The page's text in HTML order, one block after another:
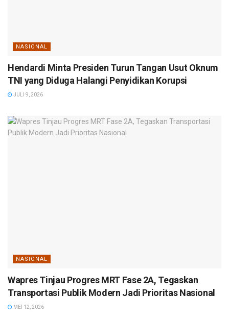
NASIONAL
Hendardi Minta Presiden Turun Tangan Usut Oknum
TNI yang Diduga Halangi Penyidikan Korupsi
JULI 9, 2026
NASIONAL
Wapres Tinjau Progres MRT Fase 2A, Tegaskan
Transportasi Publik Modern Jadi Prioritas Nasional
MEI 12, 2026